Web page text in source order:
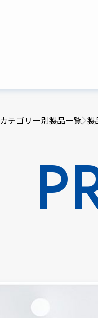
カテゴリー別製品一覧 製